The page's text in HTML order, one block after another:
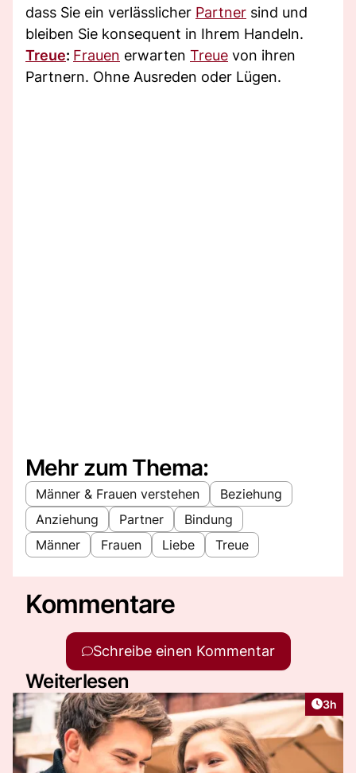
dass Sie ein verlässlicher Partner sind und
bleiben Sie konsequent in Ihrem Handeln.
Treue: Frauen erwarten Treue von ihren
Partnern. Ohne Ausreden oder Lügen.
Mehr zum Thema:
Männer & Frauen verstehen
Beziehung
Anziehung
Partner
Bindung
Männer
Frauen Liebe Treue
Kommentare
Schreibe einen Kommentar
Weiterlesen
3h